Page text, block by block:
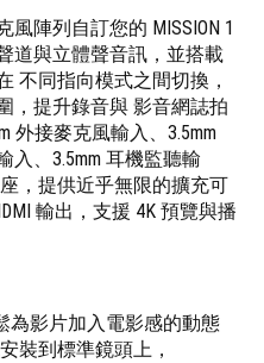
陣列自訂您的 MISSION 1
道與立體聲音訊，並搭載
不同指向模式之間切換，
，提升錄音與 影音網誌拍
外接麥克風輸入、3.5mm
入、3.5mm 耳機監聽輸
，提供近乎無限的擴充可
輸出，支援 4K 預覽與播
為影片加入電影感的動態
裝到標準鏡頭上，